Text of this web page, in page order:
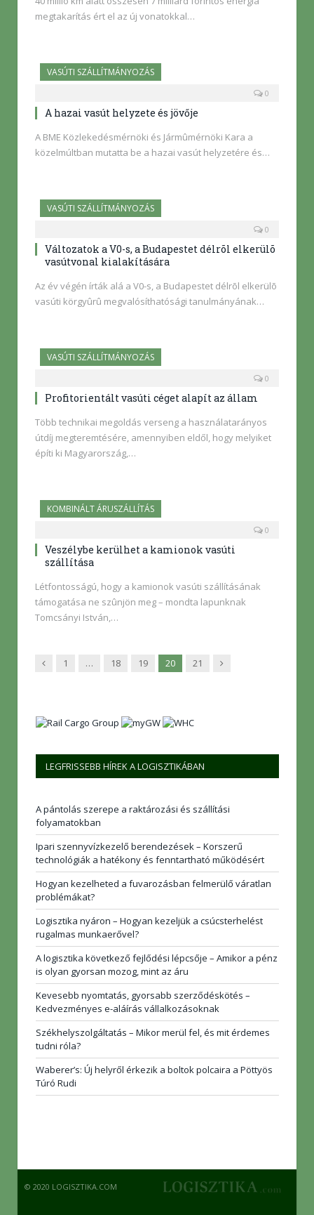
megtakarítás ért el az új vonatokkal…
VASÚTI SZÁLLÍTMÁNYOZÁS
0
A hazai vasút helyzete és jövője
A BME Közlekedésmérnöki és Jármûmérnöki Kara a
közelmúltban mutatta be a hazai vasút helyzetére és…
VASÚTI SZÁLLÍTMÁNYOZÁS
0
Változatok a V0-s, a Budapestet délrõl elkerülõ
vasútvonal kialakítására
Az év végén írták alá a V0-s, a Budapestet délrõl elkerülõ
vasúti körgyûrû megvalósíthatósági tanulmányának…
VASÚTI SZÁLLÍTMÁNYOZÁS
0
Profitorientált vasúti céget alapít az állam
Több technikai megoldás verseng a használatarányos
útdíj megteremtésére, amennyiben eldől, hogy melyiket
építi ki Magyarország,…
KOMBINÁLT ÁRUSZÁLLÍTÁS
0
Veszélybe kerülhet a kamionok vasúti
szállítása
Létfontosságú, hogy a kamionok vasúti szállításának
támogatása ne szûnjön meg – mondta lapunknak
Tomcsányi István,…
Előző1 … 18 19 20 21 Következő
LEGFRISSEBB HÍREK A LOGISZTIKÁBAN
A pántolás szerepe a raktározási és szállítási
folyamatokban
Ipari szennyvízkezelő berendezések – Korszerű
technológiák a hatékony és fenntartható működésért
Hogyan kezelheted a fuvarozásban felmerülő váratlan
problémákat?
Logisztika nyáron – Hogyan kezeljük a csúcsterhelést
rugalmas munkaerővel?
A logisztika következő fejlődési lépcsője – Amikor a pénz
is olyan gyorsan mozog, mint az áru
Kevesebb nyomtatás, gyorsabb szerződéskötés –
Kedvezményes e-aláírás vállalkozásoknak
Székhelyszolgáltatás – Mikor merül fel, és mit érdemes
tudni róla?
Waberer’s: Új helyről érkezik a boltok polcaira a Pöttyös
Túró Rudi
© 2020 LOGISZTIKA.COM